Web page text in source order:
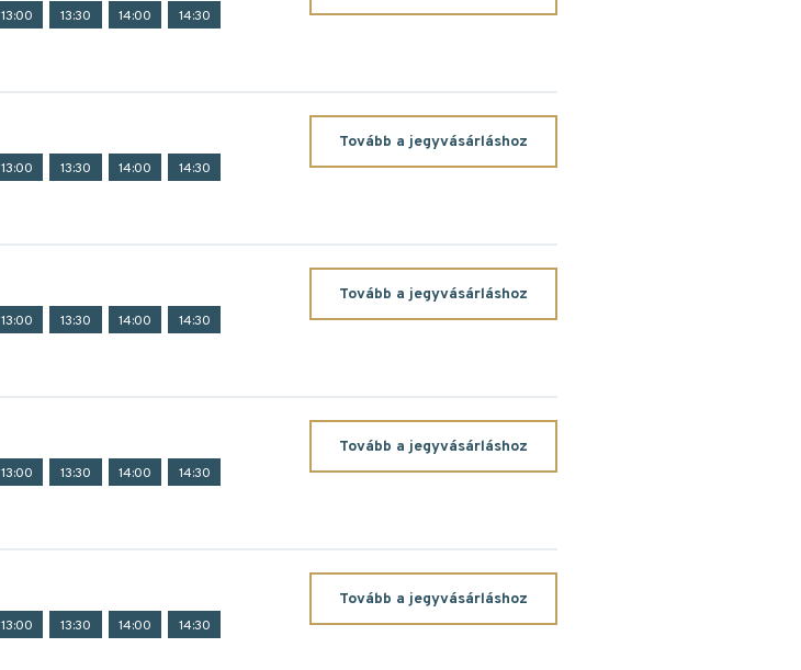
13:00 13:30 14:00
14:30
13:00 13:30 14:00
14:30
Tovább a jegyvásárláshoz
13:00 13:30 14:00
14:30
Tovább a jegyvásárláshoz
13:00 13:30 14:00
14:30
Tovább a jegyvásárláshoz
13:00 13:30 14:00
14:30
Tovább a jegyvásárláshoz